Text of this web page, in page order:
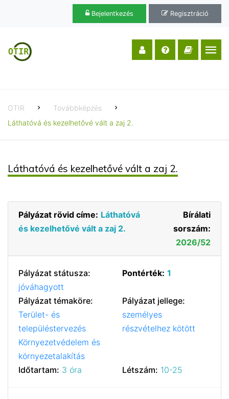
Bejelentkezés Regisztráció
OTIR
Továbbképzés
Láthatóvá és kezelhetővé vált a zaj 2.
Láthatóvá és kezelhetővé vált a zaj 2.
Pályázat rövid címe: Láthatóvá
és kezelhetővé vált a zaj 2.
Bírálati
sorszám:
2026/52
Pályázat státusza:
jóváhagyott
Pontérték: 1
Pályázat témaköre:
Terület- és
településtervezés
Környezetvédelem és
környezetalakítás
Pályázat jellege:
személyes
részvételhez kötött
Időtartam: 3 óra Létszám: 10-25